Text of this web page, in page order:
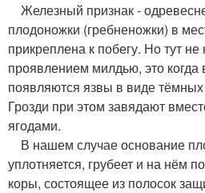
Железный признак -
плодоножки (гребненожки) в
прикреплена к побегу. Но тут
проявлением милдью, это когда
появляются язвы в виде
Грозди при этом завядают
ягодами.
В нашем случае основание
уплотняется, грубеет и на нём
коры, состоящее из полосок